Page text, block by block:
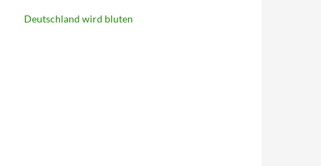
Deutschland wird bluten